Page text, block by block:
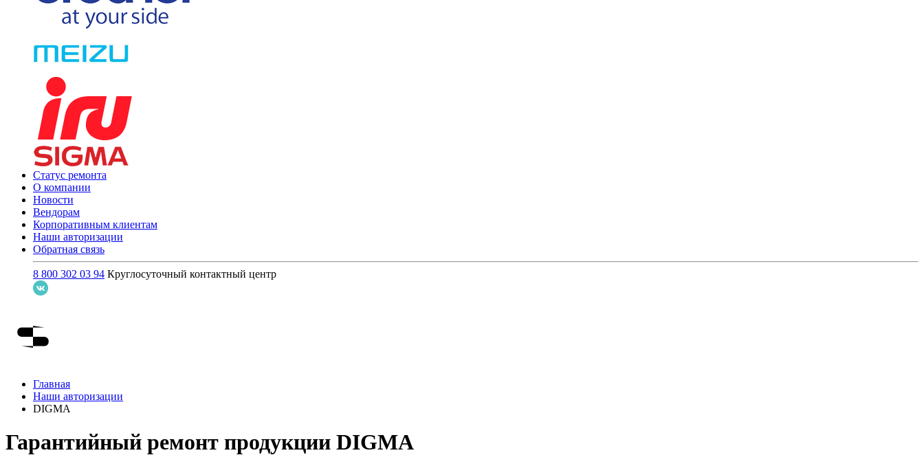
Статус ремонта
О компании
Новости
Вендорам
Корпоративным клиентам
Наши авторизации
Обратная связь
8 800 302 03 94 Круглосуточный контактный центр
Главная
Наши авторизации
DIGMA
Гарантийный ремонт продукции DIGMA